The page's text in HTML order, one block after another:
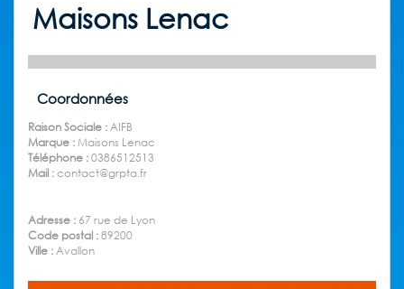
Maisons Lenac
Coordonnées
Raison Sociale :AIFB
Marque :Maisons Lenac
Téléphone :0386512513
Mail :contact@grpta.fr
Adresse : 67 rue de Lyon
Code postal :89200
Ville :Avallon